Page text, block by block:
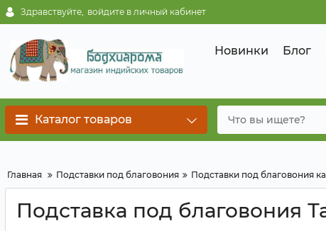
Здравствуйте, войдите в личный кабинет
Новинки Блог
Каталог товаров
Главная Подставки под благовония Подставки под благовония
Подставка под благовония